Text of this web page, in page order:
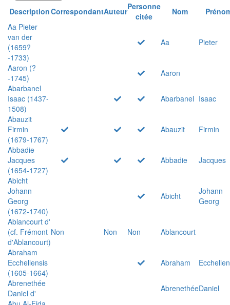
DescriptionCorrespondantAuteurPersonne
citée
Nom
Aa Pieter
van der
(1659?
-1733)
Aa Pieter
Aaron (?
-1745)
Aaron
Abarbanel
Isaac (1437-
1508)
Abarbanel Isaac
Abauzit
Firmin
(1679-1767)
Abauzit
Firmin
Abbadie
Jacques
(1654-1727)
Abbadie
Jacques
Abicht
Johann
Georg
(1672-1740)
Abicht
Johann
Georg
Ablancourt d'
(cf. Frémont
d'Ablancourt)
Non Non Non
Ablancourt
Abraham
Ecchellensis
(1605-1664)
Abraham
Abrenethée
Daniel d'
AbrenethéeDaniel